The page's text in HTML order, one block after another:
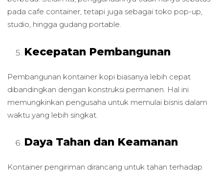
pada cafe container, tetapi juga sebagai toko pop-up,
studio, hingga gudang portable.
Kecepatan Pembangunan
Pembangunan kontainer kopi biasanya lebih cepat
dibandingkan dengan konstruksi permanen. Hal ini
memungkinkan pengusaha untuk memulai bisnis dalam
waktu yang lebih singkat.
Daya Tahan dan Keamanan
Kontainer pengiriman dirancang untuk tahan terhadap